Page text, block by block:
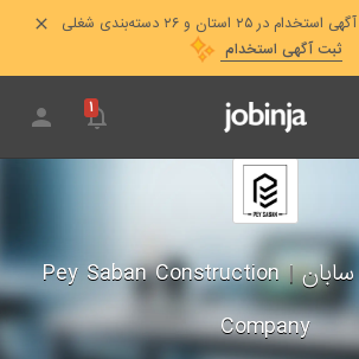
در ۲۵ استان و ۲۶ دسته‌بندی شغلی
ثبت آگهی استخدام
۱
|
Pey Saban Construction
Company